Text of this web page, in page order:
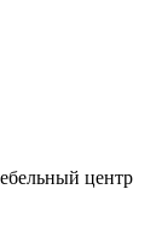
центр